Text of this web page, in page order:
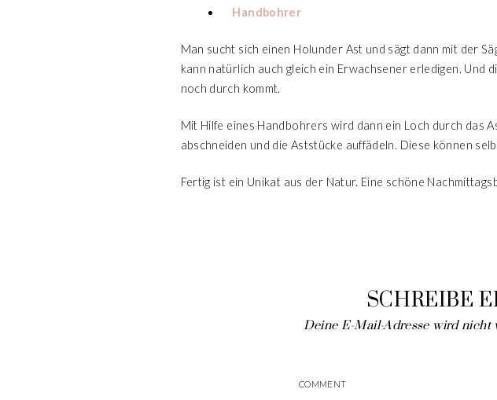
Handbohrer
Man sucht sich einen Holunder Ast und sägt dann mit der
kann natürlich auch gleich ein Erwachsener erledigen. Und
noch durch kommt.
Mit Hilfe eines Handbohrers wird dann ein Loch durch das
abschneiden und die Aststücke auffädeln. Diese können
Fertig ist ein Unikat aus der Natur. Eine schöne
SCHREIBE
Deine E-Mail-Adresse wird nicht